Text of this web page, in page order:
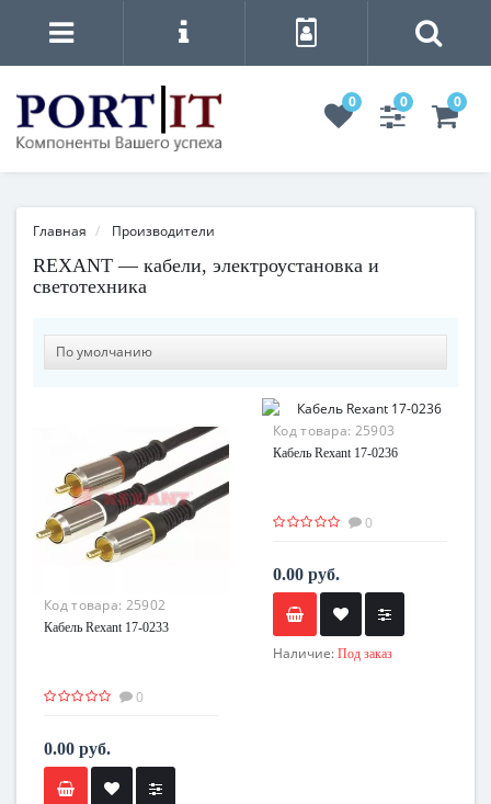
0 0 0
Главная Производители
REXANT — кабели, электроустановка и
светотехника
Код товара: 25902
Кабель Rexant 17-0233
0
0.00 руб.
Код товара: 25903
Кабель Rexant 17-0236
0
0.00 руб.
Наличие: Под заказ